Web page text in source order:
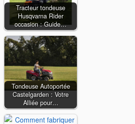
Tracteur tondeuse
Husqvarna Rider
occasion : Guide…
Tondeuse Autoportée
Castelgarden : Votre
Alliée pour…